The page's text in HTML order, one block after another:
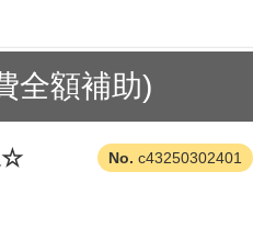
全額補助)
c43250302401
☆